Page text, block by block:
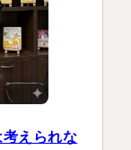
えられな